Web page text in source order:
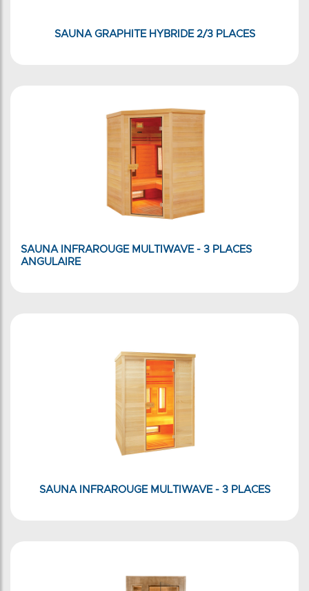
SAUNA GRAPHITE HYBRIDE 2/3 PLACES
SAUNA INFRAROUGE MULTIWAVE - 3 PLACES
ANGULAIRE
SAUNA INFRAROUGE MULTIWAVE - 3 PLACES